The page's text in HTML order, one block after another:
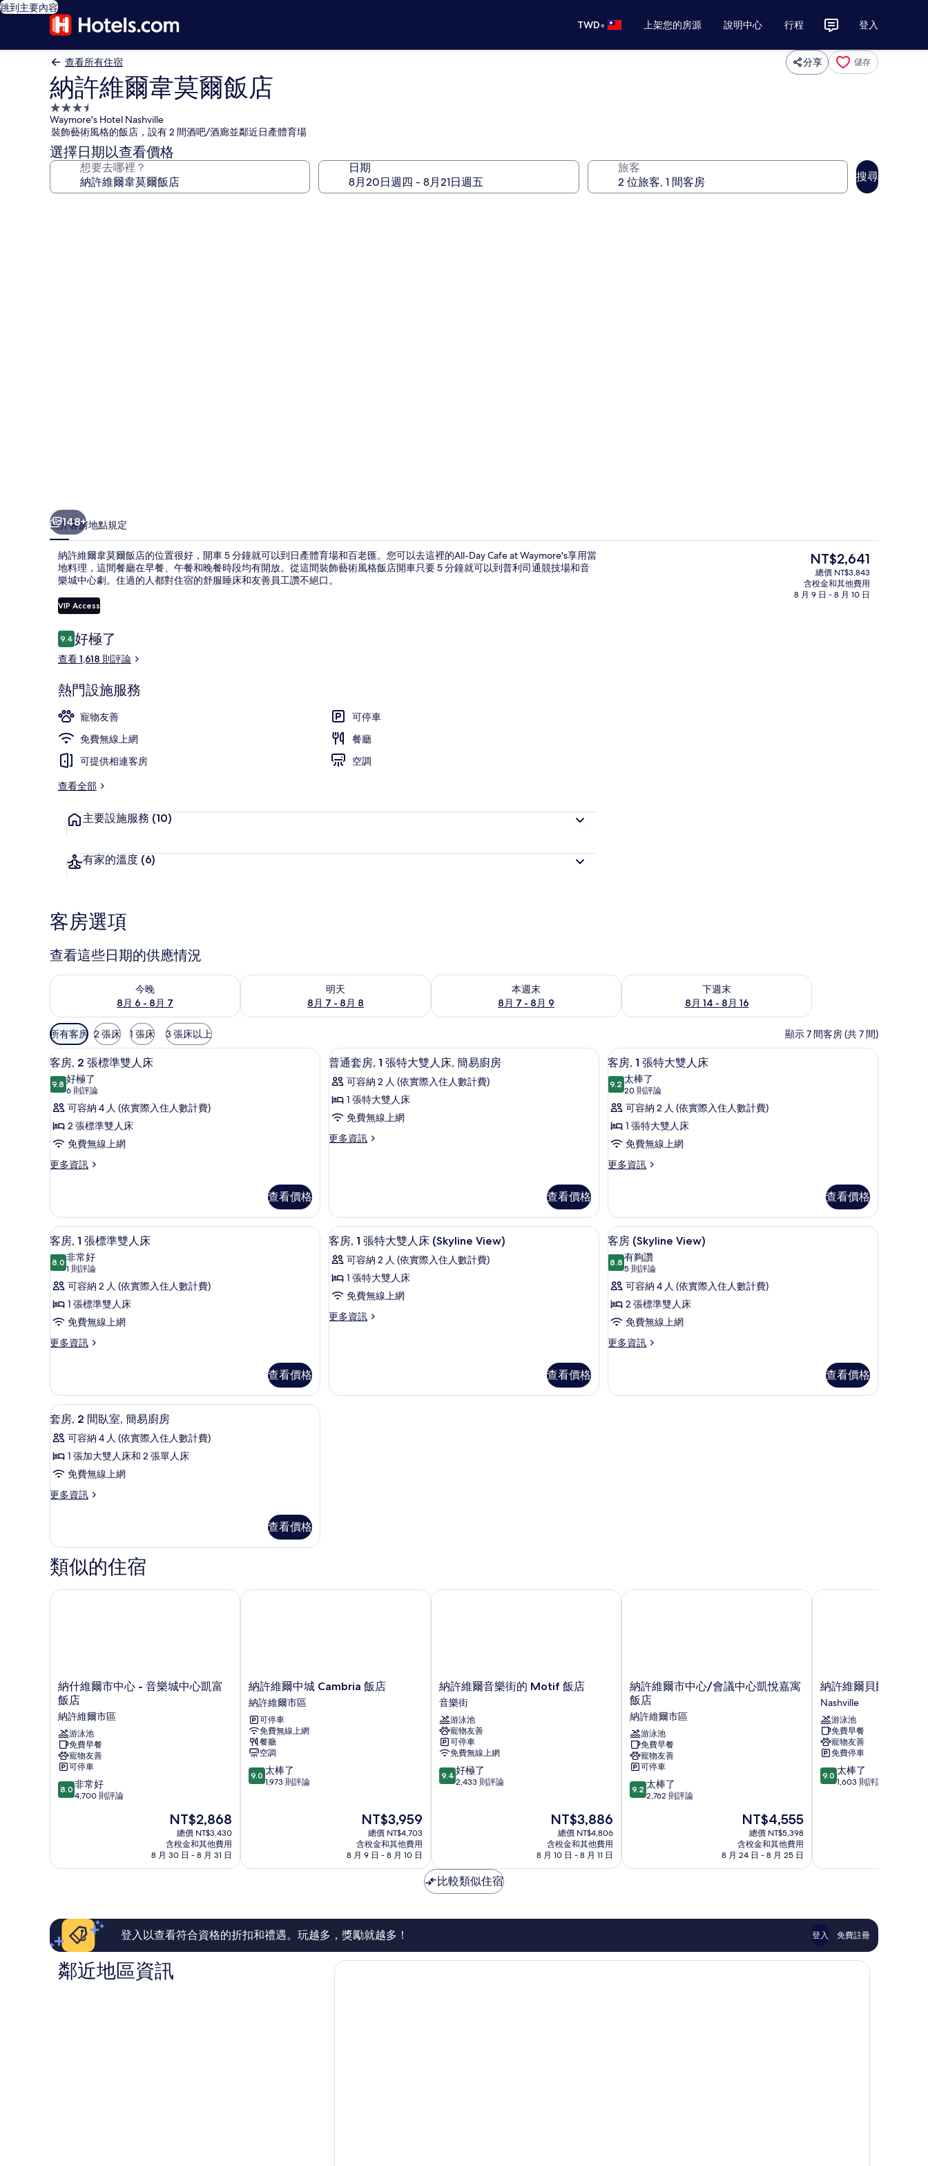
跳到主要內容
TWD• 上架您的房源 說明中心 行程 登入
查看所有住宿 分享 儲存
納許維爾韋莫爾飯店
3.5
星
級
住
宿
Waymore's Hotel Nashville
裝飾藝術風格的飯店，設有 2 間酒吧/酒廊並鄰近日產體育場
選擇日期以查看價格
想要去哪裡？ 日期 旅客
搜尋
都會套房 | 低過敏寢具、迷你吧、客
148+
簡介客房地點規定
納許維爾韋莫爾飯店的位置很好，開車 5 分鐘就可以到日產體育場和百老匯。您可以去這裡的All-Day Cafe at Waymore's享用當
地料理，這間餐廳在早餐、午餐和晚餐時段均有開放。從這間裝飾藝術風格飯店開車只要 5 分鐘就可以到普利司通競技場和音
樂城中心劇。住過的人都對住宿的舒服睡床和友善員工讚不絕口。
VIP Access
評
論
9.49.4 分，滿分 10 分，
好極了
查看 1,618 則評論
熱門設施服務
寵物友善
可停車
免費無線上網
餐廳
可提供相連客房
空調
查看全部
主要設施服務 (10)
有家的溫度 (6)
目
前
的
價
NT$2,641
總價 NT$3,843
含稅金和其他費用
8 月 9 日 - 8 月 10 日
客房選項
查看這些日期的供應情況
今晚
8月 6 - 8月 7
查看今晚 (8月 6 - 8月 7) 的供應情況
明天
8月 7 - 8月 8
查看明天 (8月 7 - 8月 8) 的供應情況
本週末
8月 7 - 8月 9
查看本週末 (8月 7 - 8月 9) 的供應情況
下週末
8月 14 - 8月 16
查看下週末 (8月 14 - 8月 16) 的供應情況
可
用
的
客
房
篩
選
件
所有客房 2 張床 1 張床 3 張床以上 顯示 7 間客房 (共 7 間)
顯
示
客
房,
2
張
標
人
床
的
所
有
相
片
低過敏寢具、迷你吧、客房內保險箱、書桌
4
客房, 2 張標準雙人床
9.89.8 分，滿分 10 分
好極了
6 則評論
(6
則
評
論)
可容納 4 人 (依實際入住人數計費)
2 張標準雙人床
免費無線上網
更多資訊
更
2
張
標
雙
床
的
情
查看價格
顯
示
普
通
房,
大
雙
人
床,
簡
易
廚
有
普通套房, 1 張特大雙人床, 簡易廚房 | 低過敏寢具、迷你吧、客房內保險箱、書桌
8
普通套房, 1 張特大雙人床, 簡易廚房
可容納 2 人 (依實際入住人數計費)
1 張特大雙人床
免費無線上網
更多資訊
更
1
張
特
大
雙
人
簡
易
廚
查看價格
顯
示
客
房,
1
張
特
人
床
的
所
有
相
片
客房, 1 張特大雙人床 | 低過敏寢具、迷你吧、
6
客房, 1 張特大雙人床
9.29.2 分，滿分 10 分
太棒了
20 則評論
(20
則
評
論)
可容納 2 人 (依實際入住人數計費)
1 張特大雙人床
免費無線上網
更多資訊
更
1
張
特
雙
床
的
情
查看價格
顯
示
客
房,
1
張
標
人
床
的
所
有
相
片
低過敏寢具、迷你吧、客房內保險箱、書桌
5
客房, 1 張標準雙人床
8.08.0 分，滿分 10 分
非常好
1 則評論
(1
則
評
論)
可容納 2 人 (依實際入住人數計費)
1 張標準雙人床
免費無線上網
更多資訊
更
1
張
標
雙
人
的
詳
情
查看價格
顯
示
客
房,
張
人
客房, 1 張特大雙人床 (Skyline View) | 低過敏寢具、迷你吧、客房內保險箱、書桌
5
客房, 1 張特大雙人床 (Skyline View)
可容納 2 人 (依實際入住人數計費)
1 張特大雙人床
免費無線上網
更多資訊
更
特
查看價格
顯
示
客
房
(Skyline
View)
的
相
低過敏寢具、迷你吧、客房內保險箱、書桌
4
客房 (Skyline View)
8.88.8 分，滿分 10 分
有夠讚
5 則評論
(5
則
評
論)
可容納 4 人 (依實際入住人數計費)
2 張標準雙人床
免費無線上網
更多資訊
更
(Skyline
查看價格
顯
示
套
房,
間
室,
簡
易
廚
相
片
套房, 2 間臥室, 簡易廚房 | 低過敏寢具、迷你吧、客房內保險箱、書桌
8
套房, 2 間臥室, 簡易廚房
可容納 4 人 (依實際入住人數計費)
1 張加大雙人床和 2 張單人床
免費無線上網
更多資訊
更
2
間
臥
室,
簡
查看價格
類似的住宿
納
什
維
爾
市
中
心
-
音
樂
飯
維
市
納什維爾市中心 - 音樂城中心凱富
飯店
納許維爾市區
游泳池
免費早餐
寵物友善
可停車
8.0
分，
常
評
8.0 非常好
4,700 則評論
現
在
價
格
為
NT$2,868
總價 NT$3,430
含稅金和其他費用
8 月 30 日 - 8 月 31 日
納什維爾市中心 - 音樂城中心凱富飯店
納
許
維
爾
中
城
Cambria
飯
店
納許維爾中城 Cambria 飯店
納許維爾市區
可停車
免費無線上網
餐廳
空調
9.0
分，
了，
論
9.0 太棒了
1,973 則評論
現
在
價
格
為
NT$3,959
總價 NT$4,703
含稅金和其他費用
8 月 9 日 - 8 月 10 日
納許維爾中城 Cambria 飯店
納
許
維
爾
音
樂
街
的
Motif
納許維爾音樂街的 Motif 飯店
音樂街
游泳池
寵物友善
可停車
免費無線上網
9.4
分，
了，
2,433
則
論
9.4 好極了
2,433 則評論
現
在
價
格
為
NT$3,886
總價 NT$4,806
含稅金和其他費用
8 月 10 日 - 8 月 11 日
納許維爾音樂街的 Motif 飯店
納
許
維
爾
市
中
心/
會
議
中
飯
維
區
納許維爾市中心/會議中心凱悅嘉寓
飯店
納許維爾市區
游泳池
免費早餐
寵物友善
可停車
9.2
分，
棒
評
9.2 太棒了
2,762 則評論
現
在
價
格
為
NT$4,555
總價 NT$5,398
含稅金和其他費用
8 月 24 日 - 8 月 25 日
納許維爾市中心/會議中心凱悅嘉寓飯店
納
許
維
爾
貝
爾
維
尤
凱
納許維爾貝爾維尤凱
Nashville
游泳池
免費早餐
寵物友善
免費停車
9.0
分，
了，
論
9.0 太棒了
1,603 則評論
納許維爾貝爾維尤凱富
比較類似住宿
登入以查看符合資格的折扣和禮遇。玩越多，獎勵就越多！ 登入 免費註冊
鄰近地區資訊